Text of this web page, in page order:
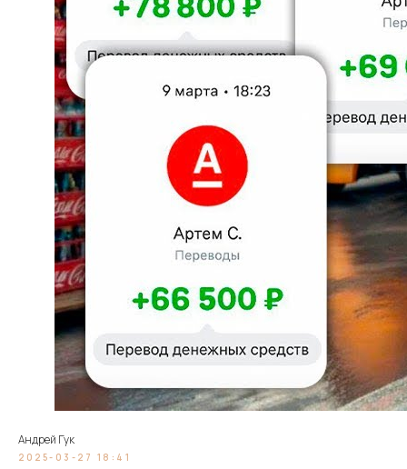
Андрей Гук
2025-03-27 18:41
Политика в отношении
обработки cookie
Политика конфиденциальности
Договор публичной оферты
ИП Гук, ИНН 472004405751
Ⓒ2023, Все права защищены